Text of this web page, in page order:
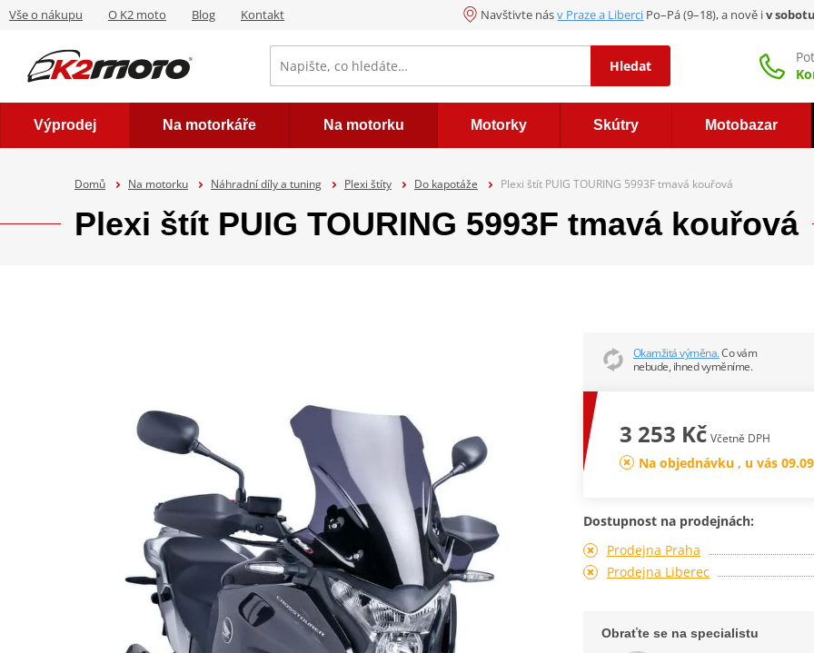
Vše o nákupu O K2 moto Blog Kontakt Navštivte násv Praze a Liberci Po–Pá (9–18), a nově iv sobotu
Hledat
Výprodej Na motorkáře Na motorku Motorky Skútry Motobazar
Domů Na motorku Náhradní díly a tuning Plexi štíty Do kapotáže Plexi štít PUIG TOURING 5993F tmavá kouřová
Plexi štít PUIG TOURING 5993F tmavá kouřová
Okamžitá výměna.Co vám
nebude, ihned vyměníme.
3 253 Kč Včetně DPH
Na objednávku , u vás
Dostupnost na prodejnách:
Prodejna Praha
Prodejna Liberec
Obraťte se na specialistu